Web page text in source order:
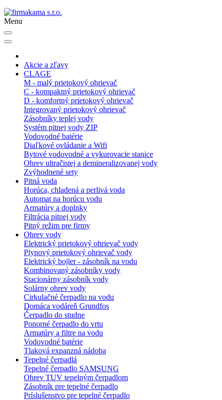
Menu
Akcie a zľavy
CLAGE
M - malý prietokový ohrievač
C - kompaktný prietokový ohrievač
D - komfortný prietokový ohrievač
Integrovaný prietokový ohrievač
Zásobníky teplej vody
Systém pitnej vody ZIP
Vodovodné batérie
Diaľkové ovládanie a Wifi
Bytové vodovodné a vykurovacie stanice
Ohrev ultračistej a demineralizovanej vody
Zvýhodnené sety
Pitná voda
Horúca, chladená a perlivá voda
Automat na horúcu vodu
Armatúry a doplnky
Filtrácia pitnej vody
Pitný režim pre firmy
Ohrev vody
Elektrický prietokový ohrievač vody
Plynový prietokový ohrievač vody
Elektrický bojler - zásobník na vodu
Kombinovaný zásobníky vody
Stacionárny zásobník vody
Solárny ohrev vody
Cirkulačné čerpadlo na vodu
Domáca vodáreň Grundfos
Čerpadlo do studne
Ponorné čerpadlo do vrtu
Armatúry a filtre na vodu
Vodovodné batérie
Tlaková expanzná nádoba
Tepelné čerpadlá
Tepelné čerpadlo SAMSUNG
Ohrev TUV tepelným čerpadlom
Zásobník pre tepelné čerpadlo
Príslušenstvo pre tepelné čerpadlo